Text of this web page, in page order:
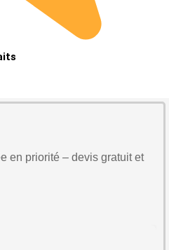
en priorité – devis gratuit et